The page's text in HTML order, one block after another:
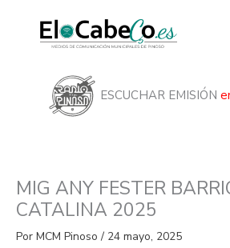
contenido
ESCUCHAR EMISIÓN
MIG ANY FESTER
CATALINA 2025
Por MCM Pinoso / 24 mayo, 2025